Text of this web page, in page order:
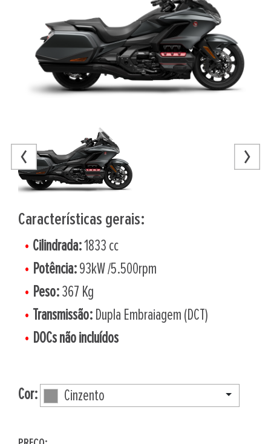
Características gerais:
Cilindrada:1833 cc
Potência: 93kW /5.500rpm
Peso: 367 Kg
Transmissão: Dupla Embraiagem (DCT)
DOCs não incluídos
Cor: Cinzento